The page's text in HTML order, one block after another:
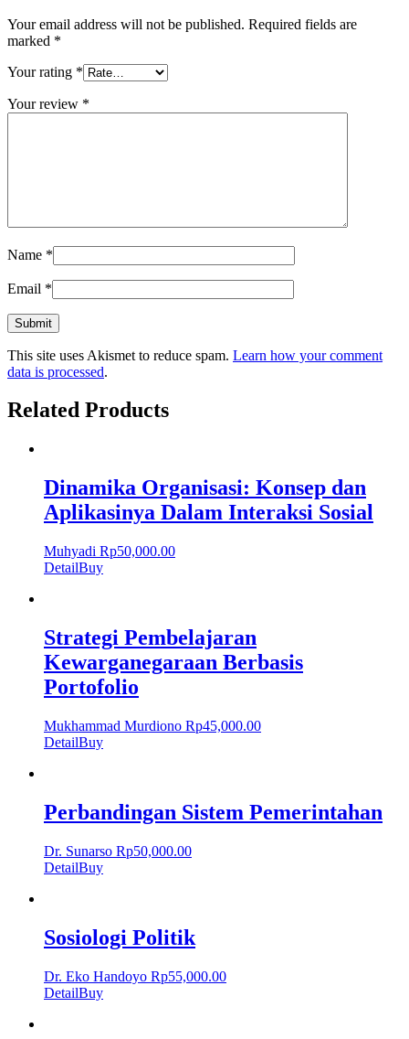
Your email address will not be published. Required fields are
marked *
Your rating *
Your review *
Name *
Email *
This site uses Akismet to reduce spam. Learn how your comment
data is processed.
Related Products
Dinamika Organisasi: Konsep dan
Aplikasinya Dalam Interaksi Sosial
Muhyadi Rp50,000.00
DetailBuy
Strategi Pembelajaran
Kewarganegaraan Berbasis
Portofolio
Mukhammad Murdiono Rp45,000.00
DetailBuy
Perbandingan Sistem Pemerintahan
Dr. Sunarso Rp50,000.00
DetailBuy
Sosiologi Politik
Dr. Eko Handoyo Rp55,000.00
DetailBuy